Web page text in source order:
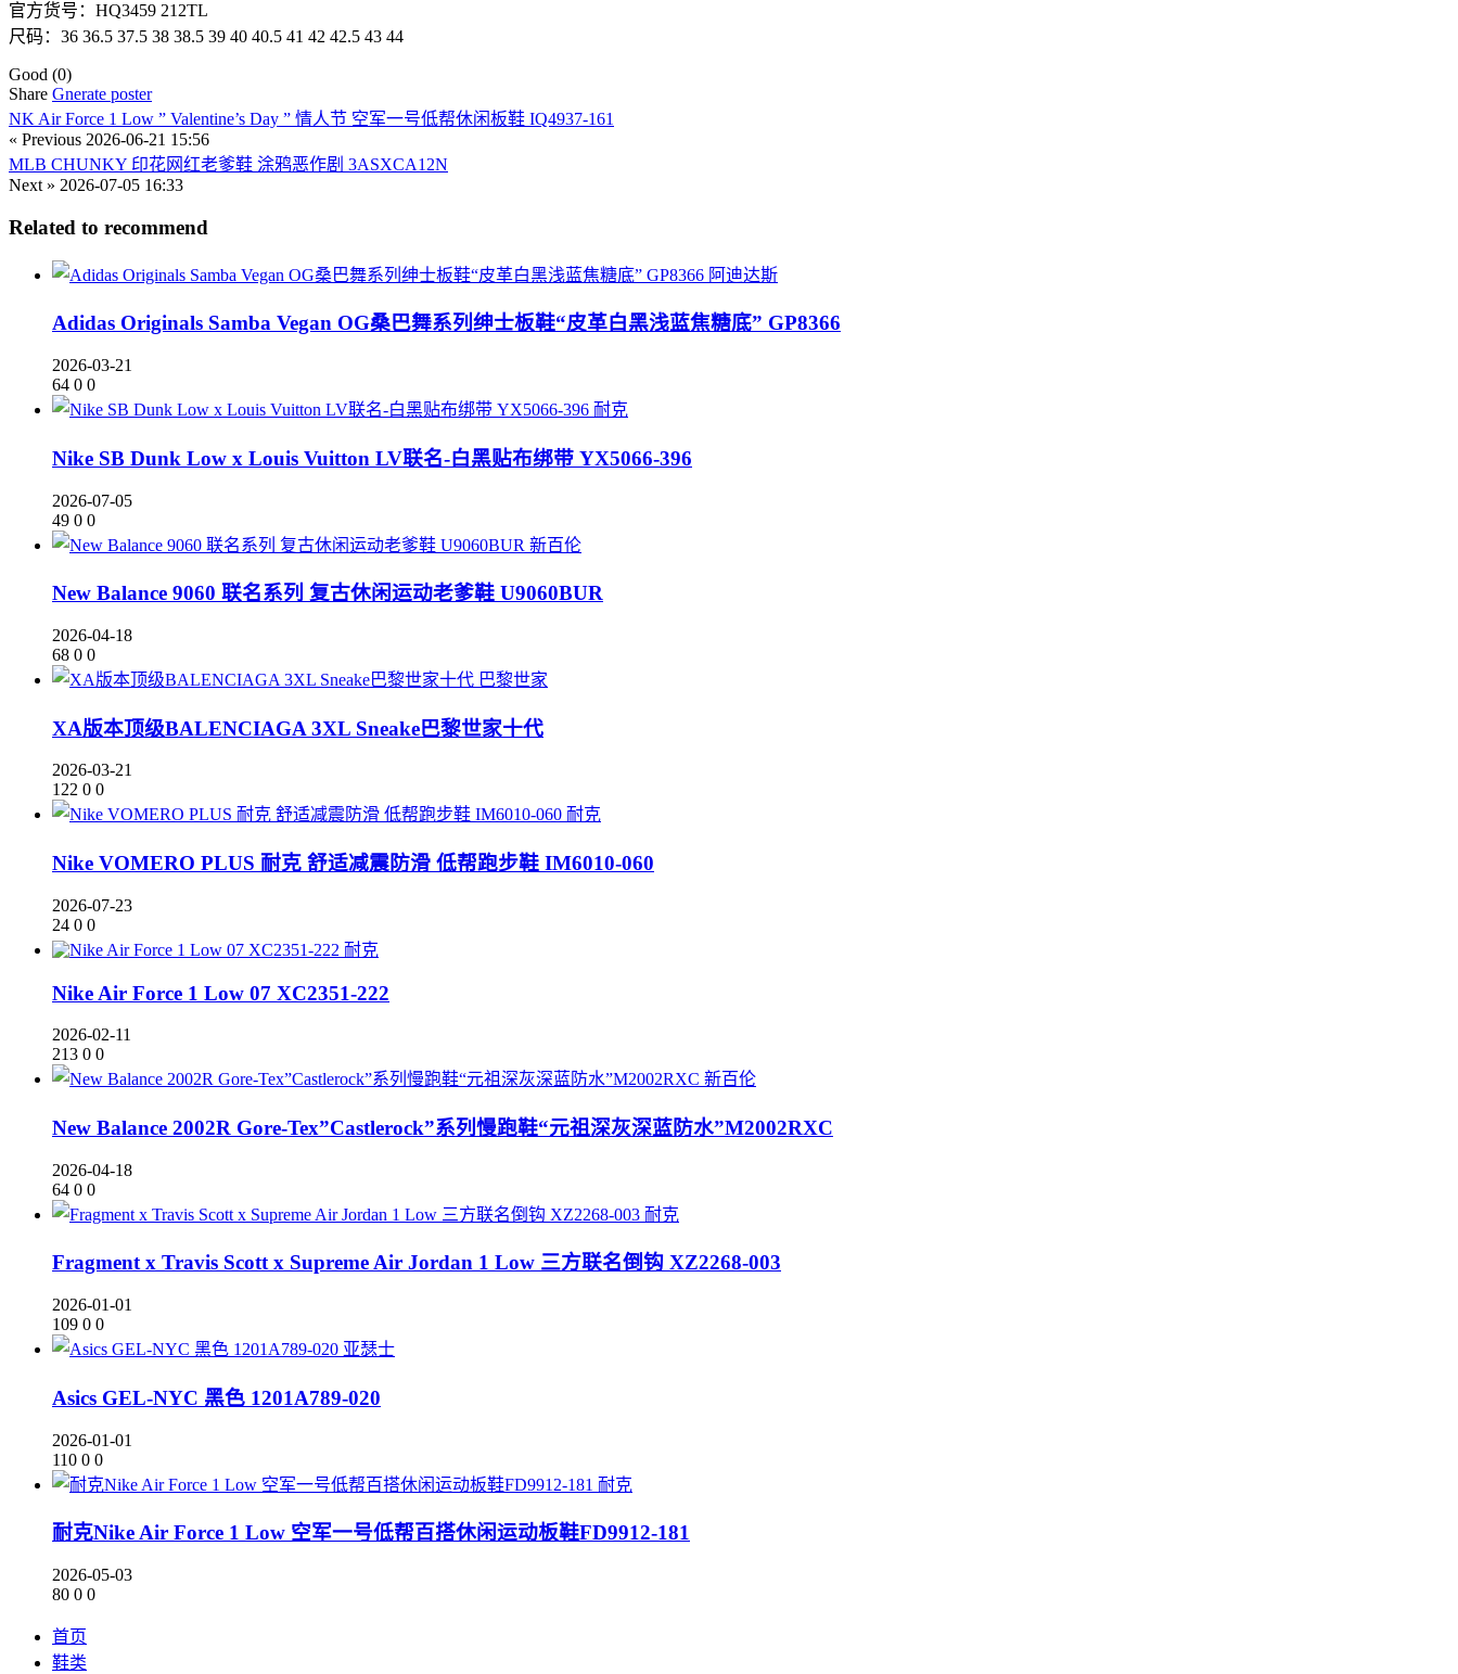
官方货号：HQ3459 212TL
尺码：36 36.5 37.5 38 38.5 39 40 40.5 41 42 42.5 43 44
Good (0)
Share Gnerate poster
NK Air Force 1 Low ” Valentine’s Day ” 情人节 空军一号低帮休闲板鞋 IQ4937-161
« Previous 2026-06-21 15:56
MLB CHUNKY 印花网红老爹鞋 涂鸦恶作剧 3ASXCA12N
Next » 2026-07-05 16:33
Related to recommend
阿迪达斯
Adidas Originals Samba Vegan OG桑巴舞系列绅士板鞋“皮革白黑浅蓝焦糖底” GP8366
2026-03-21
64 0 0
耐克
Nike SB Dunk Low x Louis Vuitton LV联名-白黑贴布绑带 YX5066-396
2026-07-05
49 0 0
新百伦
New Balance 9060 联名系列 复古休闲运动老爹鞋 U9060BUR
2026-04-18
68 0 0
巴黎世家
XA版本顶级BALENCIAGA 3XL Sneake巴黎世家十代
2026-03-21
122 0 0
耐克
Nike VOMERO PLUS 耐克 舒适减震防滑 低帮跑步鞋 IM6010-060
2026-07-23
24 0 0
耐克
Nike Air Force 1 Low 07 XC2351-222
2026-02-11
213 0 0
新百伦
New Balance 2002R Gore-Tex”Castlerock”系列慢跑鞋“元祖深灰深蓝防水”M2002RXC
2026-04-18
64 0 0
耐克
Fragment x Travis Scott x Supreme Air Jordan 1 Low 三方联名倒钩 XZ2268-003
2026-01-01
109 0 0
亚瑟士
Asics GEL-NYC 黑色 1201A789-020
2026-01-01
110 0 0
耐克
耐克Nike Air Force 1 Low 空军一号低帮百搭休闲运动板鞋FD9912-181
2026-05-03
80 0 0
首页
鞋类